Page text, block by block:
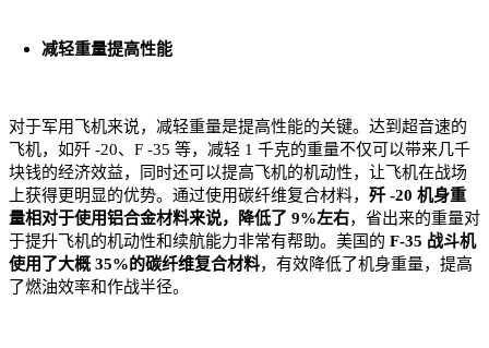
减轻重量提高性能
对于军用飞机来说，减轻重量是提高性能的关键。达到超音速的
飞机，如歼 -20、F -35 等，减轻 1 千克的重量不仅可以带来几千
块钱的经济效益，同时还可以提高飞机的机动性，让飞机在战场
上获得更明显的优势。通过使用碳纤维复合材料， 歼 -20 机身重
量相对于使用铝合金材料来说，降低了 9%左右，省出来的重量对
于提升飞机的机动性和续航能力非常有帮助。美国的 F-35 战斗机
使用了大概 35%的碳纤维复合材料，有效降低了机身重量，提高
了燃油效率和作战半径。